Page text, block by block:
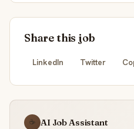
Share this job
LinkedIn Twitter
☕ AI Job Assistant